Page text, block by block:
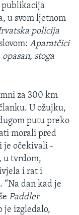
publikacija
u svom ljetnom
policija
Aparatčici
stoga
za 300 km
U ožujku,
putu preko
morali pred
je očekivali -
u tvrdom,
i rat i
“Na dan kad je
Paddler
je izgledalo,